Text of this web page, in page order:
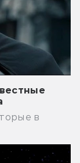
в